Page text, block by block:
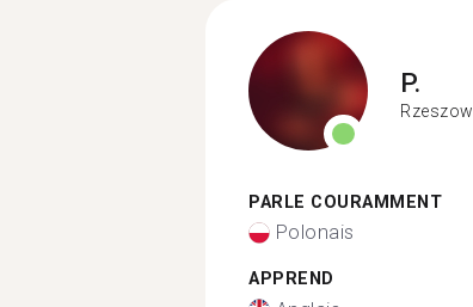
P.
Rzeszow
PARLE COURAMMENT
Polonais
APPREND